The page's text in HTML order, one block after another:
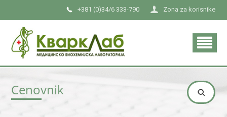
Zona za korisnike
+381 (0)34/6 333-790
Cenovnik